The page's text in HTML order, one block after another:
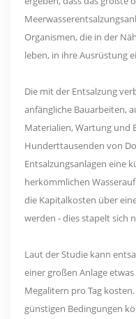
Organismen, die in der
leben, in ihre Ausrüstung
Die mit der Entsalzung
anfängliche Bauarbeiten,
Materialien, Wartung und
Hunderttausenden von
Entsalzungsanlagen eine
herkömmlichen
die Kapitalkosten über
werden - dies stapelt sich
Laut der Studie kann
einer großen Anlage
Megalitern pro Tag
günstigen Bedingungen